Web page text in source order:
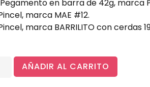
en barra de 42g, marca
marca MAE #12.
marca BARRILITO con
AÑADIR AL CARRITO